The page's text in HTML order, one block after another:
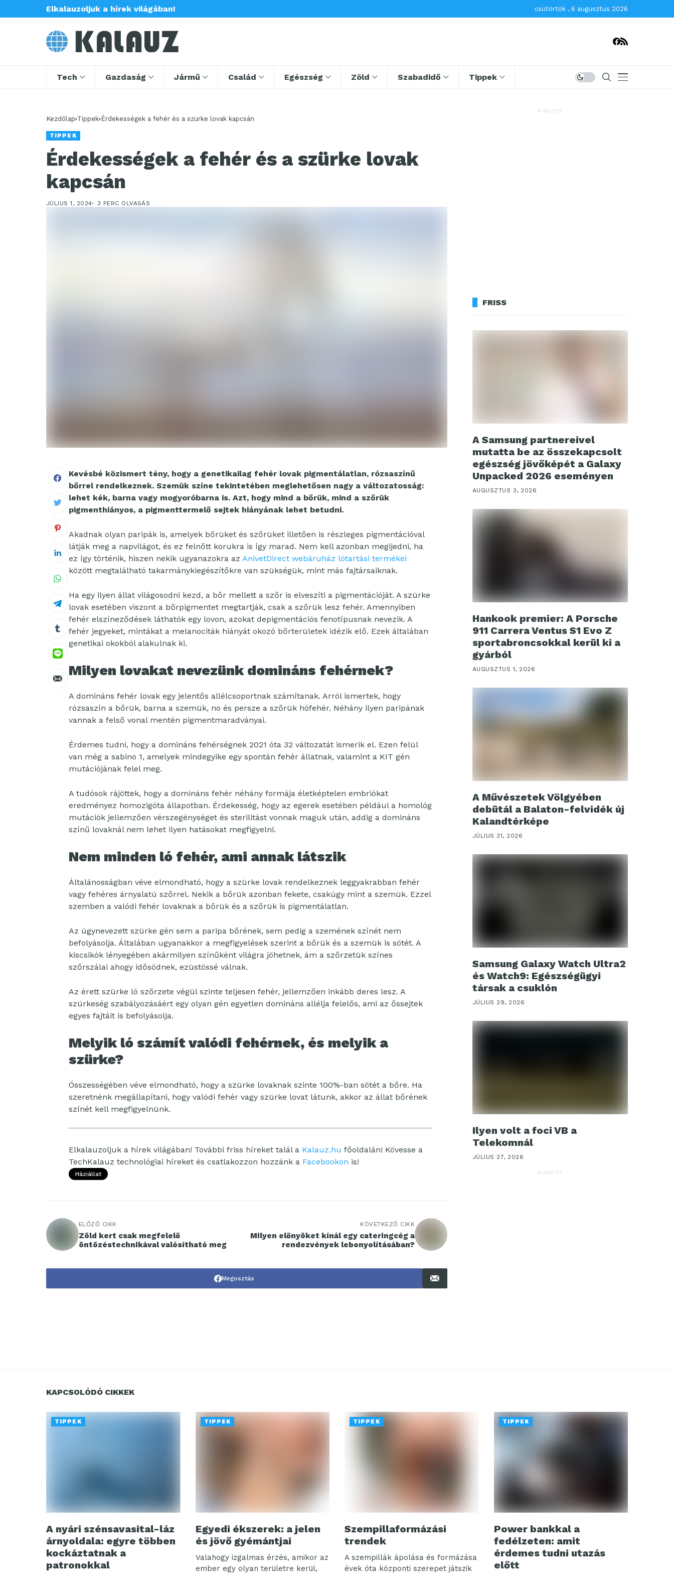
Elkalauzoljuk a hírek világában! csütörtök , 6 augusztus 2026
Tech Gazdaság Jármű Család Egészség Zöld Szabadidő Tippek
Kezdőlap Tippek Érdekességek a fehér és a szürke lovak kapcsán
TIPPEK
Érdekességek a fehér és a szürke lovak
kapcsán
JÚLIUS 1, 2024 3 PERC OLVASÁS
Kevésbé közismert tény, hogy a genetikailag fehér lovak pigmentálatlan, rózsaszínű
bőrrel rendelkeznek. Szemük színe tekintetében meglehetősen nagy a változatosság:
lehet kék, barna vagy mogyoróbarna is. Azt, hogy mind a bőrük, mind a szőrük
pigmenthiányos, a pigmenttermelő sejtek hiányának lehet betudni.
Akadnak olyan paripák is, amelyek bőrüket és szőrüket illetően is részleges pigmentációval
látják meg a napvilágot, és ez felnőtt korukra is így marad. Nem kell azonban megijedni, ha
ez így történik, hiszen nekik ugyanazokra az AnivetDirect webáruház lótartási termékei
között megtalálható takarmánykiegészítőkre van szükségük, mint más fajtársaiknak.
Ha egy ilyen állat világosodni kezd, a bőr mellett a szőr is elveszíti a pigmentációját. A szürke
lovak esetében viszont a bőrpigmentet megtartják, csak a szőrük lesz fehér. Amennyiben
fehér elszíneződések láthatók egy lovon, azokat depigmentációs fenotípusnak nevezik. A
fehér jegyeket, mintákat a melanociták hiányát okozó bőrterületek idézik elő. Ezek általában
genetikai okokból alakulnak ki.
Milyen lovakat nevezünk domináns fehérnek?
A domináns fehér lovak egy jelentős allélcsoportnak számítanak. Arról ismertek, hogy
rózsaszín a bőrük, barna a szemük, no és persze a szőrük hófehér. Néhány ilyen paripának
vannak a felső vonal mentén pigmentmaradványai.
Érdemes tudni, hogy a domináns fehérségnek 2021 óta 32 változatát ismerik el. Ezen felül
van még a sabino 1, amelyek mindegyike egy spontán fehér állatnak, valamint a KIT gén
mutációjának felel meg.
A tudósok rájöttek, hogy a domináns fehér néhány formája életképtelen embriókat
eredményez homozigóta állapotban. Érdekesség, hogy az egerek esetében például a homológ
mutációk jellemzően vérszegénységet és sterilitást vonnak maguk után, addig a domináns
színű lovaknál nem lehet ilyen hatásokat megfigyelni.
Nem minden ló fehér, ami annak látszik
Általánosságban véve elmondható, hogy a szürke lovak rendelkeznek leggyakrabban fehér
vagy fehéres árnyalatú szőrrel. Nekik a bőrük azonban fekete, csakúgy mint a szemük. Ezzel
szemben a valódi fehér lovaknak a bőrük és a szőrük is pigmentálatlan.
Az úgynevezett szürke gén sem a paripa bőrének, sem pedig a szemének színét nem
befolyásolja. Általában ugyanakkor a megfigyelések szerint a bőrük és a szemük is sötét. A
kiscsikók lényegében akármilyen színűként világra jöhetnek, ám a szőrzetük színes
szőrszálai ahogy idősödnek, ezüstössé válnak.
Az érett szürke ló szőrzete végül szinte teljesen fehér, jellemzően inkább deres lesz. A
szürkeség szabályozásáért egy olyan gén egyetlen domináns allélja felelős, ami az őssejtek
egyes fajtáit is befolyásolja.
Melyik ló számít valódi fehérnek, és melyik a
szürke?
Összességében véve elmondható, hogy a szürke lovaknak szinte 100%-ban sötét a bőre. Ha
szeretnénk megállapítani, hogy valódi fehér vagy szürke lovat látunk, akkor az állat bőrének
színét kell megfigyelnünk.
Elkalauzoljuk a hírek világában! További friss híreket talál a Kalauz.hu főoldalán! Kövesse a
TechKalauz technológiai híreket és csatlakozzon hozzánk a Facebookon is!
Háziállat
ELŐZŐ CIKK
Zöld kert csak megfelelő
öntözéstechnikával valósítható meg
KÖVETKEZŐ CIKK
Milyen előnyöket kínál egy cateringcég a
rendezvények lebonyolításában?
Megosztás
HIRDETÉS
FRISS
A Samsung partnereivel
mutatta be az összekapcsolt
egészség jövőképét a Galaxy
Unpacked 2026 eseményen
AUGUSZTUS 3, 2026
Hankook premier: A Porsche
911 Carrera Ventus S1 Evo Z
sportabroncsokkal kerül ki a
gyárból
AUGUSZTUS 1, 2026
A Művészetek Völgyében
debütál a Balaton-felvidék új
Kalandtérképe
JÚLIUS 31, 2026
Samsung Galaxy Watch Ultra2
és Watch9: Egészségügyi
társak a csuklón
JÚLIUS 29, 2026
Ilyen volt a foci VB a
Telekomnál
JÚLIUS 27, 2026
HIRDETÉS
KAPCSOLÓDÓ CIKKEK
TIPPEK
A nyári szénsavasital-láz
árnyoldala: egyre többen
kockáztatnak a
patronokkal
TIPPEK
Egyedi ékszerek: a jelen
és jövő gyémántjai
Valahogy izgalmas érzés, amikor az
ember egy olyan területre kerül,
TIPPEK
Szempillaformázási
trendek
A szempillák ápolása és formázása
évek óta központi szerepet játszik
TIPPEK
Power bankkal a
fedélzeten: amit
érdemes tudni utazás
előtt